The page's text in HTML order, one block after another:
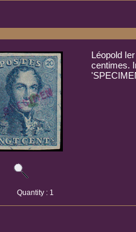
Léopold
centimes.
Quantity : 1